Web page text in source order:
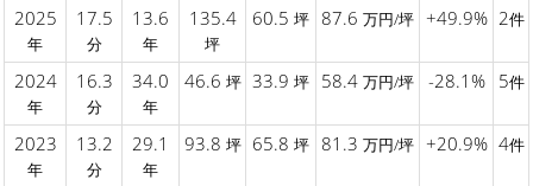
2025
年
17.5
分
13.6
年
135.4
坪
60.5 坪 87.6 万円/坪 +49.9% 2件
2024
年
16.3
分
34.0
年
46.6 坪 33.9 坪 58.4 万円/坪 -28.1% 5件
2023
年
13.2
分
29.1
年
93.8 坪 65.8 坪 81.3 万円/坪 +20.9% 4件